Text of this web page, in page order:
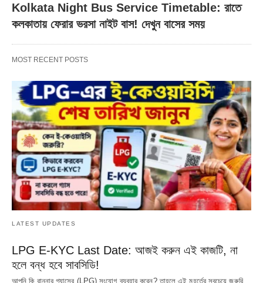
Kolkata Night Bus Service Timetable: রাতে
কলকাতায় ফেরার ভরসা নাইট বাস! দেখুন বাসের সময়
MOST RECENT POSTS
LATEST UPDATES
LPG E-KYC Last Date: আজই করুন এই কাজটি, না
হলে বন্ধ হবে সাবসিডি!
আপনি কি রান্নার গ্যাসের (LPG) সংযোগ ব্যবহার করেন? তাহলে এই মুহূর্তের সবচেয়ে জরুরি